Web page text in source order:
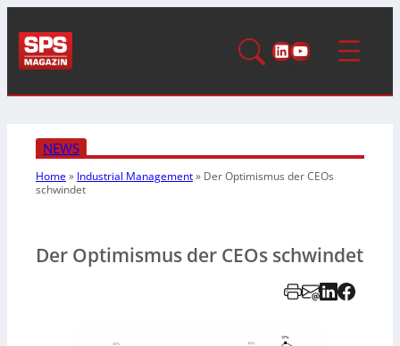
LinkedIn
YouTube
NEWS
Home» Industrial Management» Der Optimismus der CEOs
schwindet
Der Optimismus der CEOs schwindet